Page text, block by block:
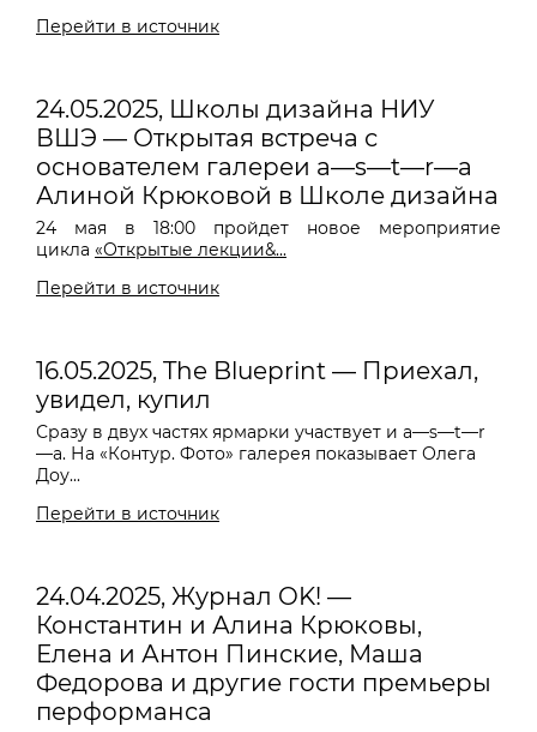
Перейти в источник
24.05.2025, Школы дизайна НИУ
ВШЭ — Открытая встреча с
основателем галереи a—s—t—r—a
Алиной Крюковой в Школе дизайна
24 мая в 18:00 пройдет новое мероприятие
цикла «Открытые лекции&...
Перейти в источник
16.05.2025, The Blueprint — Приехал,
увидел, купил
Сразу в двух частях ярмарки участвует и a—s—t—r
—a. На «Контур. Фото» галерея показывает Олега
Доу...
Перейти в источник
24.04.2025, Журнал OK! —
Константин и Алина Крюковы,
Елена и Антон Пинские, Маша
Федорова и другие гости премьеры
перформанса